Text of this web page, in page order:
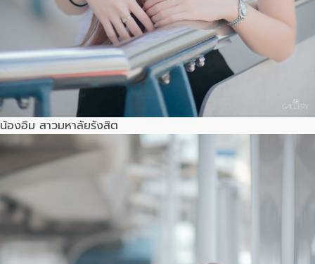
น้องอิม สาวมหาลัยรังสิต